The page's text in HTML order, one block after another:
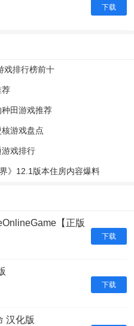
下载
戏排行榜前十
荐
田游戏推荐
游戏盘点
戏排行
》12.1版本住房内容爆料
下载
【正版
下载
汉化版